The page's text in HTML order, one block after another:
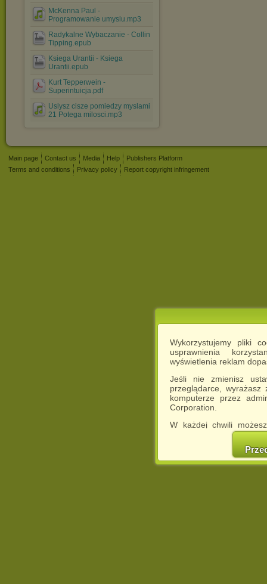
Wykorzystujemy pliki
usprawnienia
wyświetlenia reklam
Jeśli nie zmienisz
przeglądarce,
komputerze przez
Corporation.
W każdej chwili
cookies w swojej
w naszej
http://chomikuj.pl/
McKenna Paul -
Programowanie umyslu.mp3
Radykalne Wybaczanie - Collin
Tipping.epub
Ksiega Urantii - Ksiega
Urantii.epub
Kurt Tepperwein -
Superintuicja.pdf
Uslysz cisze pomiedzy myslami
21 Potega milosci.mp3
Main page Contact us Media Help
Publishers Platform
Terms and conditions
Privacy policy Report copyright infringement